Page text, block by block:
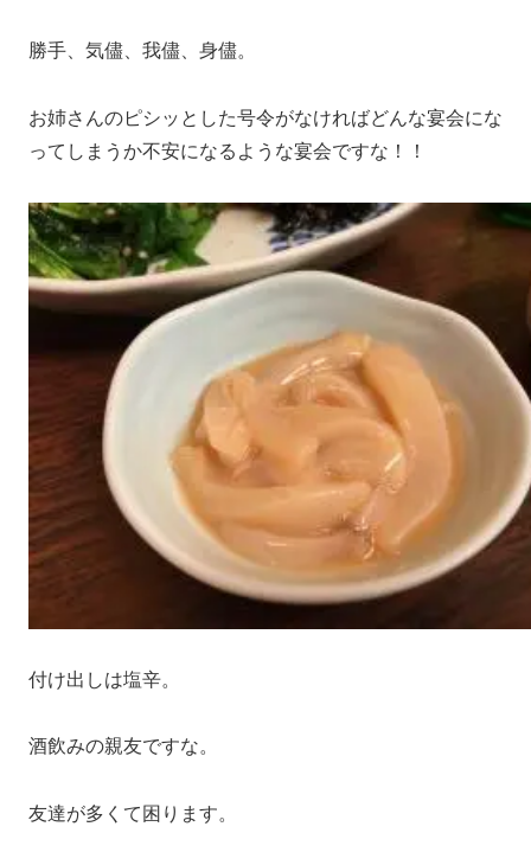
勝手、気儘、我儘、身儘。
お姉さんのピシッとした号令がなければどんな宴会にな
ってしまうか不安になるような宴会ですな！！
付け出しは塩辛。
酒飲みの親友ですな。
友達が多くて困ります。